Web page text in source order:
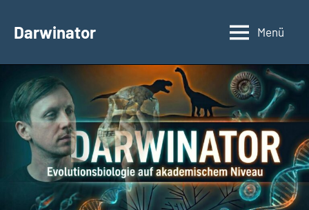
InhaltDarwinator
Evolutionsbiologie
Menü